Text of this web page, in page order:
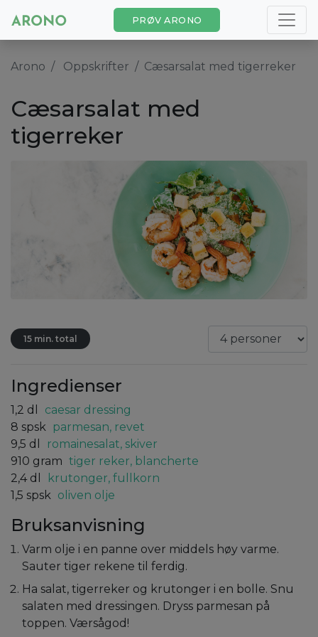
PRØV ARONO
Arono Oppskrifter Cæsarsalat med tigerreker
Cæsarsalat med
tigerreker
15 min. total
Ingredienser
1,2 dl
caesar dressing
8 spsk parmesan, revet
9,5 dl
romainesalat, skiver
910 gram tiger reker, blancherte
2,4 dl
krutonger, fullkorn
1,5 spsk oliven olje
Bruksanvisning
Varm olje i en panne over middels høy varme.
Sauter tiger rekene til ferdig.
Ha salat, tigerreker og krutonger i en bolle. Snu
salaten med dressingen. Dryss parmesan på
toppen. Værsågod!